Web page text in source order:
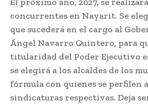
concurrentes en Nayarit. Se
que sucederá en el cargo al
Ángel Navarro Quintero, para
titularidad del Poder Ejecutivo
se elegirá a los alcaldes de los
fórmula con quienes se perfilen
sindicaturas respectivas. Deja